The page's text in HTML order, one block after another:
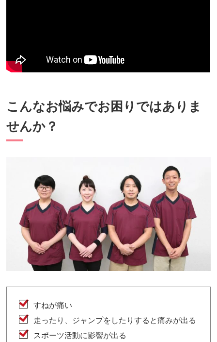
こんなお悩みでお困りではありま
せんか？
すねが痛い
走ったり、ジャンプをしたりすると痛みが出る
スポーツ活動に影響が出る